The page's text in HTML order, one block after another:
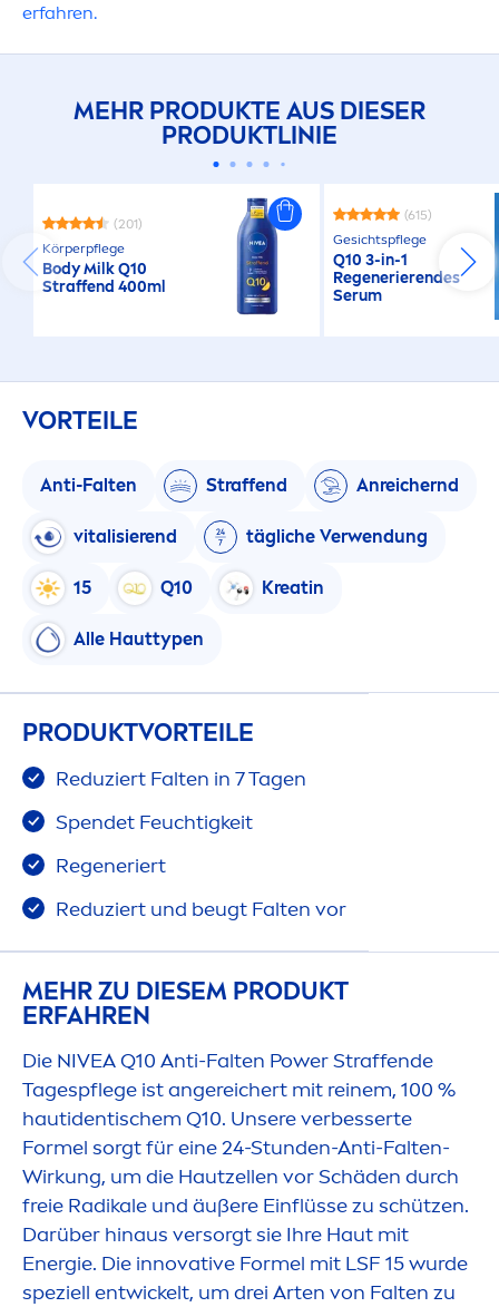
erfahren.
MEHR PRODUKTE AUS DIESER
PRODUKTLINIE
(201)
Körperpflege
Body Milk Q10
Straffend 400ml
(615)
Gesichtspflege
Q10 3-in-1
Regenerierendes
Serum
VORTEILE
Anti-Falten Straffend Anreichernd
vitalisierend tägliche Verwendung
15 Q10 Kreatin
Alle Hauttypen
PRODUKTVORTEILE
Reduziert Falten in 7 Tagen
Spendet Feuchtigkeit
Regeneriert
Reduziert und beugt Falten vor
MEHR ZU DIESEM PRODUKT
ERFAHREN
Die NIVEAQ10 Anti-Falten Power Straffende
Tagespflege ist angereichert mit reinem, 100 %
hautidentischem Q10. Unsere verbesserte
Formel sorgt für eine 24-Stunden-Anti-Falten-
Wirkung, um die Hautzellen vor Schäden durch
freie Radikale und äußere Einflüsse zu schützen.
Darüber hinaus versorgt sie Ihre Haut mit
Energie. Die innovative Formel mit LSF 15 wurde
speziell entwickelt, um drei Arten von Falten zu